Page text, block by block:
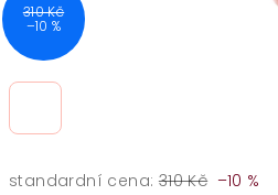
standardní cena: 310 Kč –10 %
310 Kč
–10 %